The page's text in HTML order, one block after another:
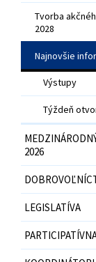
Tvorba
2028
Najnovšie
Výstupy
Týždeň
2026
LEGISLATÍVA